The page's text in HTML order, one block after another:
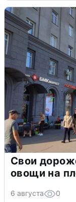
Свои
овощи на
6 августа 0